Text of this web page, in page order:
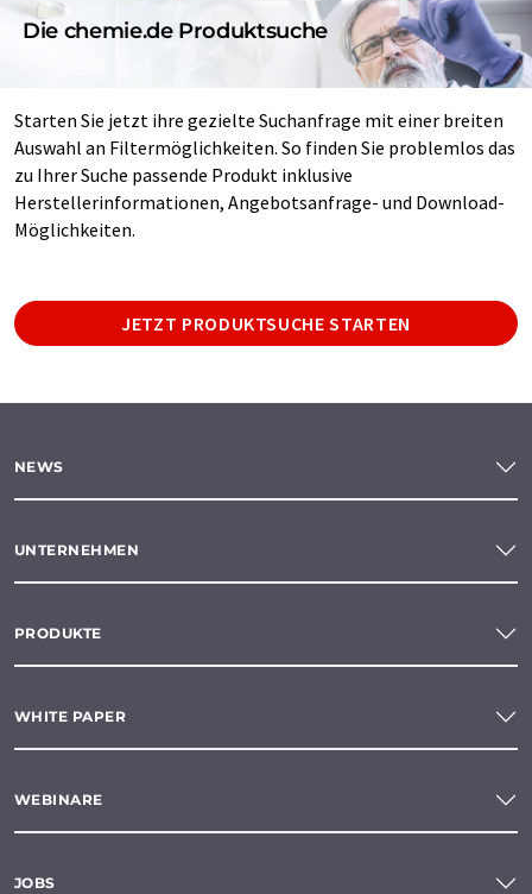
Die chemie.de Produktsuche
Starten Sie jetzt ihre gezielte Suchanfrage mit einer breiten
Auswahl an Filtermöglichkeiten. So finden Sie problemlos das
zu Ihrer Suche passende Produkt inklusive
Herstellerinformationen, Angebotsanfrage- und Download-
Möglichkeiten.
JETZT PRODUKTSUCHE STARTEN
NEWS
UNTERNEHMEN
PRODUKTE
WHITE PAPER
WEBINARE
JOBS